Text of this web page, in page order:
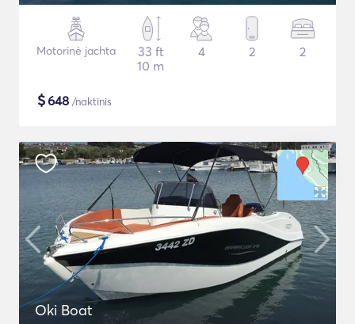
Motorinė jachta
33 ft
10 m
4 2 2
$648 /naktinis
Oki Boat